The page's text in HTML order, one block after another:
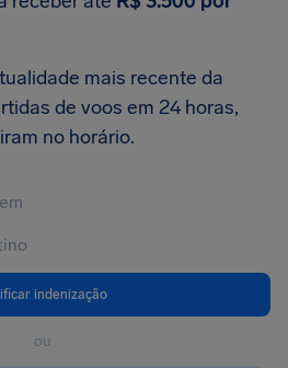
mais recente da
de voos em 24 horas,
no horário.
indenização
ou